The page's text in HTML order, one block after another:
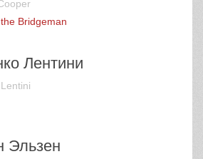
Bridgeman
Лентини
Эльзен